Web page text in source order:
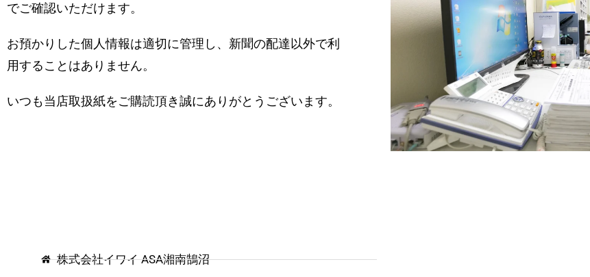
でご確認いただけます。
お預かりした個人情報は適切に管理し、新聞の配達以外で利
用することはありません。
いつも当店取扱紙をご購読頂き誠にありがとうございます。
株式会社イワイ ASA湘南鵠沼